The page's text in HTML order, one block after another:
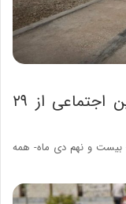
وزیر کار: کارگران زیر پوشش تامین اجتماعی از ۲۹
بیست و نهم دی ماه- همه